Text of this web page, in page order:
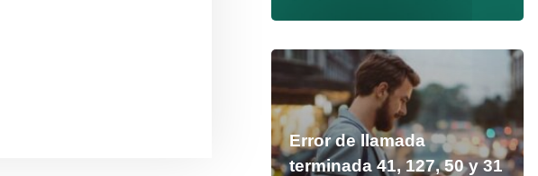
Error de llamada
terminada 41, 127, 50 y 31